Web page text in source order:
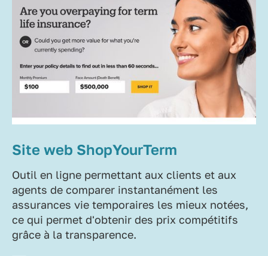
Site web ShopYourTerm
Outil en ligne permettant aux clients et aux
agents de comparer instantanément les
assurances vie temporaires les mieux notées,
ce qui permet d'obtenir des prix compétitifs
grâce à la transparence.